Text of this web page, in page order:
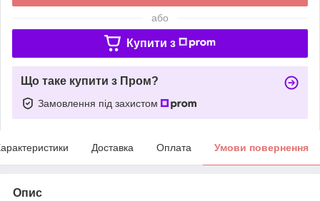
або
Купити з
Що таке купити з Пром?
Замовлення під захистом
Доставка Оплата Умови повернення
Опис